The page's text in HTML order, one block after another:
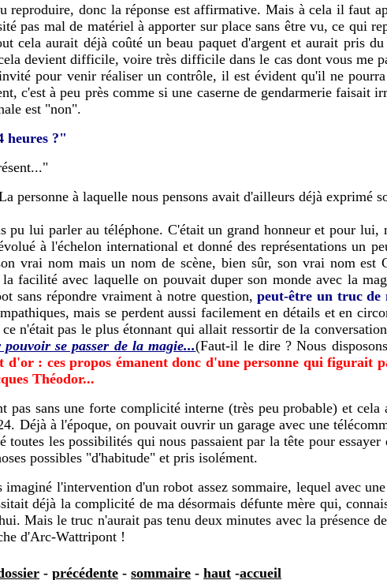
donc la réponse est affirmative. Mais à cela il faut
pas mal de matériel à apporter sur place sans être vu, ce qui
cela aurait déjà coûté un beau paquet d'argent et aurait pris
devient difficile, voire très difficile dans le cas dont vous me
pour venir réaliser un contrôle, il est évident qu'il ne
c'est à peu près comme si une caserne de gendarmerie faisait
est "non".
heures ?"
à laquelle nous pensons avait d'ailleurs déjà exprimé
pu lui parler au téléphone. C'était un grand honneur et pour
à l'échelon international et donné des représentations un
vrai nom mais un nom de scène, bien sûr, son vrai nom est
facilité avec laquelle on pouvait duper son monde avec la
sans répondre vraiment à notre question,peut-être un truc de
mais se perdent aussi facilement en détails et en
n'était pas le plus étonnant qui allait ressortir de la
se passer de la magie...(Faut-il le dire ? Nous
d'or : ces propos émanent donc d'une personne qui
Théodor...
sans une forte complicité interne (très peu probable) et cela
Déjà à l'époque, on pouvait ouvrir un garage avec une
les possibilités qui nous passaient par la tête pour
possibles "d'habitude" et pris isolément.
l'intervention d'un robot assez sommaire, lequel avec
déjà la complicité de ma désormais défunte mère qui,
Mais le truc n'aurait pas tenu deux minutes avec la présence
d'Arc-Wattripont !
- précédente - sommaire - haut -accueil